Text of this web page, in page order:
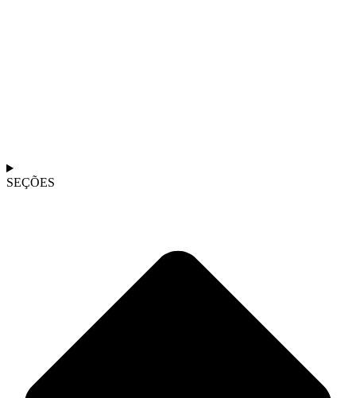
SEÇÕES